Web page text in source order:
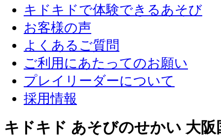
キドキドで体験できるあそび
お客様の声
よくあるご質問
ご利用にあたってのお願い
プレイリーダーについて
採用情報
キドキド あそびのせかい 大